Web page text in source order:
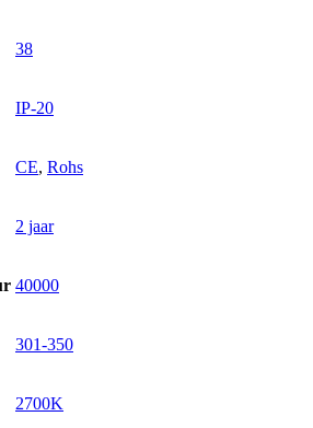
38
IP-20
CE, Rohs
2 jaar
40000
301-350
2700K